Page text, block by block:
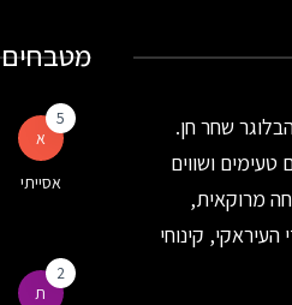
שחר חן.
ושווים
מרוקאית,
קינוחי
מטבחים
א
5
אסייתי
ת
2